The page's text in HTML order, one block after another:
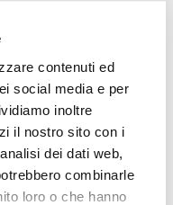
contenuti ed
social media e per
inoltre
il nostro sito con i
dei dati web,
combinarle
loro o che hanno